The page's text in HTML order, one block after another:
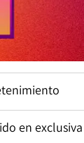
en exclusiva